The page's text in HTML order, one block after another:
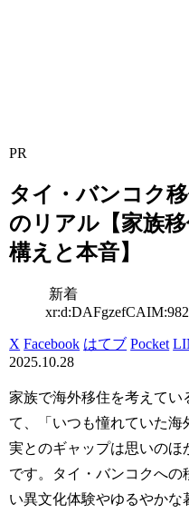
PR
タイ・バンコク
のリアル【家族
構えと本音】
新着
X Facebook はてブ Pocket
2025.10.28
家族で海外移住を考えてい
て、「いつも憧れていた海
実とのギャップは思いのほ
です。タイ・バンコクへの
い異文化体験やゆるやかな